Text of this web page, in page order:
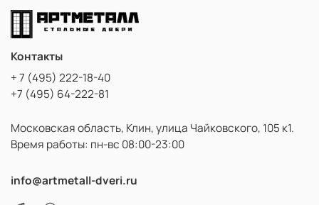
Контакты
+ 7 (495) 222-18-40
+7 (495) 64-222-81
Московская область, Клин, улица Чайковского, 105 к1.
Время работы: пн-вс 08:00-23:00
info@artmetall-dveri.ru